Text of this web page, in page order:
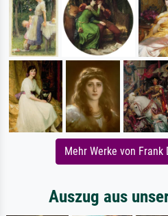
Mehr Werke von Frank
Auszug aus